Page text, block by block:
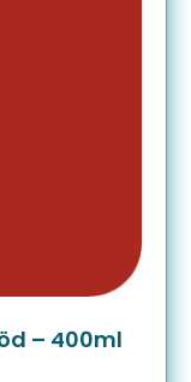
– 400ml